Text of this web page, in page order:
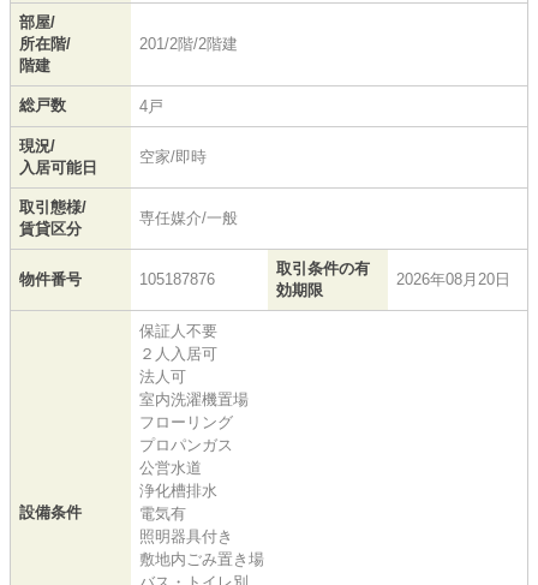
部屋/
所在階/
階建
201/2階/2階建
総戸数 4戸
現況/
入居可能日
空家/即時
取引態様/
賃貸区分
専任媒介/一般
物件番号 105187876
取引条件の有
効期限
2026年08月20日
設備条件
保証人不要
２人入居可
法人可
室内洗濯機置場
フローリング
プロパンガス
公営水道
浄化槽排水
電気有
照明器具付き
敷地内ごみ置き場